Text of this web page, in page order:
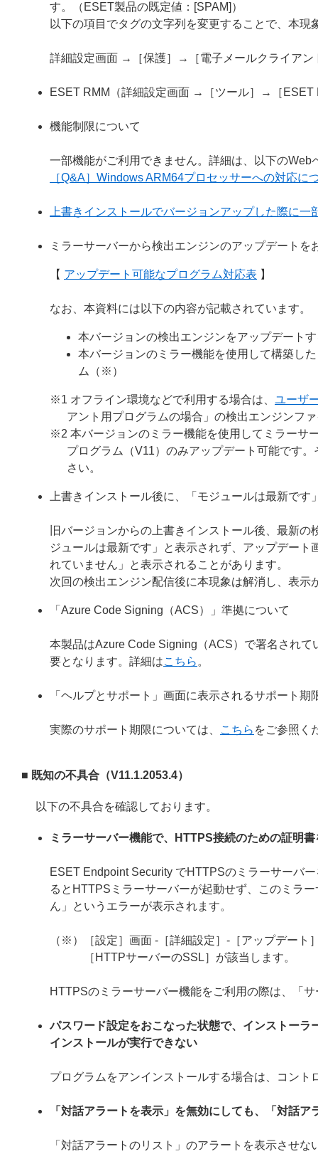
す。（ESET製品の既定値：[SPAM]）
以下の項目でタグの文字列を変更することで、本現
詳細設定画面 →［保護］→［電子メールクライア
ESET RMM（詳細設定画面 →［ツール］→［ESET
機能制限について
一部機能がご利用できません。詳細は、以下の
［Q&A］Windows ARM64プロセッサーへの対応に
上書きインストールでバージョンアップした際に一
ミラーサーバーから検出エンジンのアップデート
【 アップデート可能なプログラム対応表 】
なお、本資料には以下の内容が記載されています。
本バージョンの検出エンジンをアップデート
本バージョンのミラー機能を使用して構築し
ム（※）
※1 オフライン環境などで利用する場合は、 ユーザ
アント用プログラムの場合」の検出エンジンフ
※2 本バージョンのミラー機能を使用してミラーサ
プログラム（V11）のみアップデート可能です
さい。
上書きインストール後に、「モジュールは最新です
旧バージョンからの上書きインストール後、最新
ジュールは最新です」と表示されず、アップデー
れていません」と表示されることがあります。
次回の検出エンジン配信後に本現象は解消し、表示
「Azure Code Signing（ACS）」準拠について
本製品はAzure Code Signing（ACS）で署名され
要となります。詳細はこちら 。
「ヘルプとサポート」画面に表示されるサポート
実際のサポート期限については、 こちら をご参照く
■ 既知の不具合（V11.1.2053.4）
以下の不具合を確認しております。
ミラーサーバー機能で、HTTPS接続のための証明
ESET Endpoint Security でHTTPSのミラーサーバ
るとHTTPSミラーサーバーが起動せず、このミラ
ん」というエラーが表示されます。
（※）［設定］画面 -［詳細設定］-［アップデー
［HTTPサーバーのSSL］が該当します。
HTTPSのミラーサーバー機能をご利用の際は、「
パスワード設定をおこなった状態で、インストー
インストールが実行できない
プログラムをアンインストールする場合は、コン
「対話アラートを表示」を無効にしても、「対話
「対話アラートのリスト」のアラートを表示させ